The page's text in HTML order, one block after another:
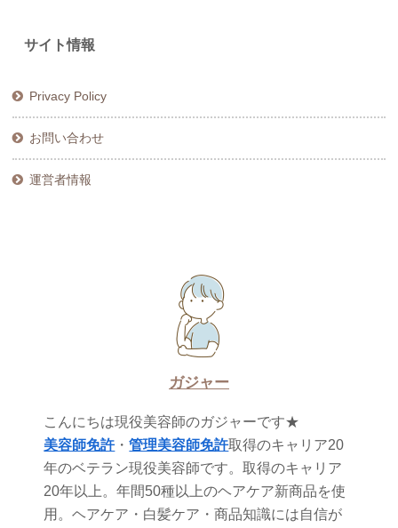
サイト情報
Privacy Policy
お問い合わせ
運営者情報
ガジャー
こんにちは現役美容師のガジャーです★
美容師免許・管理美容師免許取得のキャリア20
年のベテラン現役美容師です。取得のキャリア
20年以上。年間50種以上のヘアケア新商品を使
用。ヘアケア・白髪ケア・商品知識には自信が